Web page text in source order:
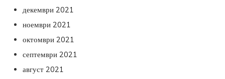
декември 2021
ноември 2021
октомври 2021
септември 2021
август 2021